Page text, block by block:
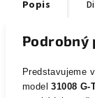
Popis
Podrobný
Predstavujeme
model 31008 G-